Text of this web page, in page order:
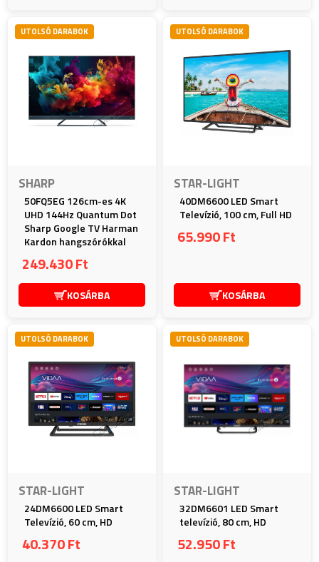
UTOLSÓ DARABOK
SHARP
50FQ5EG 126cm-es 4K
UHD 144Hz Quantum Dot
Sharp Google TV Harman
Kardon hangszórókkal
249.430 Ft
KOSÁRBA
UTOLSÓ DARABOK
STAR-LIGHT
40DM6600 LED Smart
Televízió, 100 cm, Full HD
65.990 Ft
KOSÁRBA
UTOLSÓ DARABOK
STAR-LIGHT
24DM6600 LED Smart
Televízió, 60 cm, HD
40.370 Ft
UTOLSÓ DARABOK
STAR-LIGHT
32DM6601 LED Smart
televízió, 80 cm, HD
52.950 Ft